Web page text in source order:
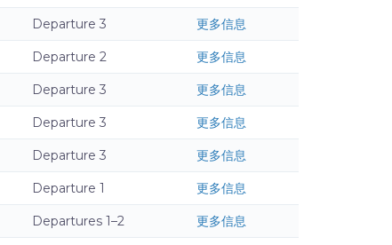
Departure 3 更多信息
Departure 2 更多信息
Departure 3 更多信息
Departure 3 更多信息
Departure 3 更多信息
Departure 1 更多信息
Departures 1–2 更多信息